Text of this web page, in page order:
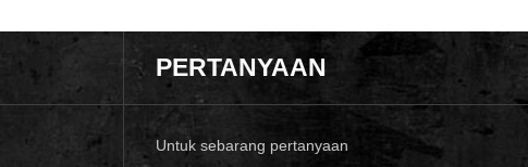
PERTANYAAN
Untuk sebarang pertanyaan